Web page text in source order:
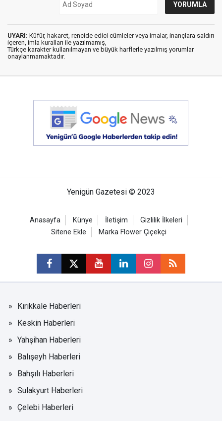
UYARI: Küfür, hakaret, rencide edici cümleler veya imalar, inançlara saldırı
içeren, imla kuralları ile yazılmamış,
Türkçe karakter kullanılmayan ve büyük harflerle yazılmış yorumlar
onaylanmamaktadır.
Yenigün Gazetesi © 2023
Anasayfa Künye İletişim
Gizlilik İlkeleri
Sitene Ekle
Marka Flower Çiçekçi
Kırıkkale Haberleri
Keskin Haberleri
Yahşihan Haberleri
Balışeyh Haberleri
Bahşılı Haberleri
Sulakyurt Haberleri
Çelebi Haberleri